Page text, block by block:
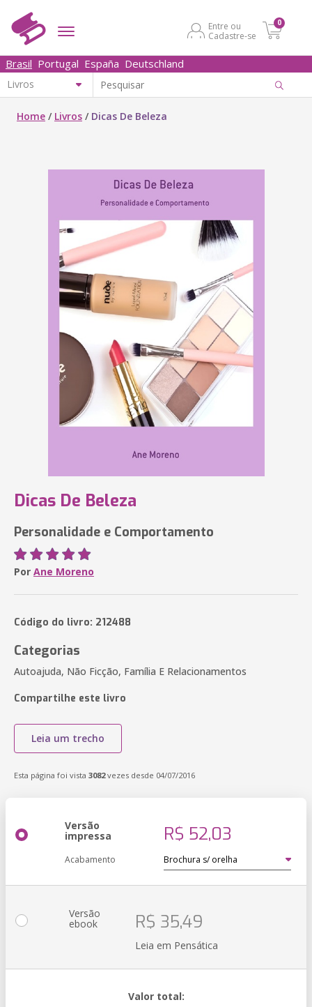
Entre ou
Cadastre-se
0
Brasil Portugal España Deutschland
Home / Livros / Dicas De Beleza
Dicas De Beleza
Personalidade e Comportamento
Por Ane Moreno
Código do livro: 212488
Categorias
Autoajuda, Não Ficção, Família E Relacionamentos
Compartilhe este livro
Leia um trecho
Esta página foi vista 3082vezes desde 04/07/2016
Versão
impressa R$ 52,03
Acabamento
Versão
ebook R$ 35,49
Leia em Pensática
Valor total: